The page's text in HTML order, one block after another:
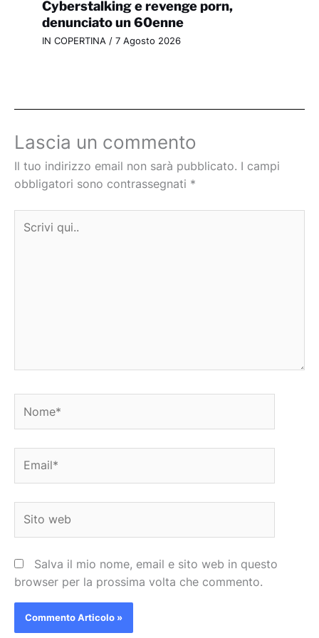
Cyberstalking e revenge porn,
denunciato un 60enne
IN COPERTINA/ 7 Agosto 2026
Lascia un commento
Il tuo indirizzo email non sarà pubblicato. I campi
obbligatori sono contrassegnati *
qui..
web
Salva il mio nome, email e sito web in questo
browser per la prossima volta che commento.